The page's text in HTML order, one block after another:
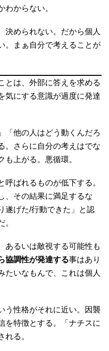
わからない。
決められない。だから個人
。まぁ自分で考えることが
とは、外部に答えを求める
気にする意識が過度に発達
「他の人はどう動くんだろ
。さらに自分の考えはでな
も上がる。悪循環。
呼ばれるものが低下する。
、その結果に満足するな
遂げた/行動できた」と認
。
あるいは敵視する可能性も
協調性が発達する事はあり
たいなもんで、これは個人
う性格がそれに近い。因襲
を特徴とする。「ナチスに
れる。